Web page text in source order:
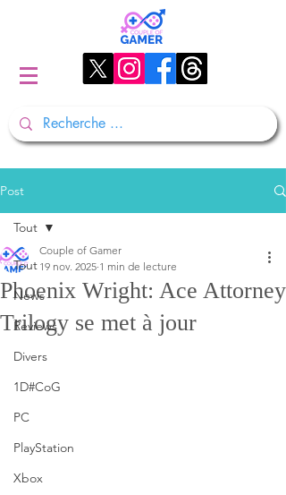
Post
Tout
News
Reviews
Divers
1D#CoG
PC
PlayStation
Xbox
Tout
Phoenix Wright: Ace Attorney
Trilogy se met à jour
Couple of Gamer
19 nov. 2025 1 min de lecture